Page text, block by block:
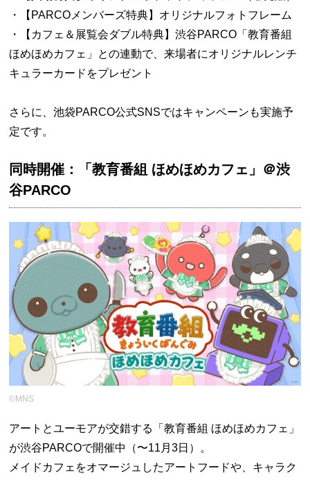
・【PARCOメンバーズ特典】オリジナルフォトフレーム
・【カフェ＆展覧会ダブル特典】渋谷PARCO「教育番組
ほめほめカフェ」との連動で、来場者にオリジナルレンチ
キュラーカードをプレゼント
さらに、池袋PARCO公式SNSではキャンペーンも実施予
定です。
同時開催：「教育番組 ほめほめカフェ」＠渋
谷PARCO
©MNS
アートとユーモアが交錯する「教育番組 ほめほめカフェ」
が渋谷PARCOで開催中（〜11月3日）。
メイドカフェをオマージュしたアートフードや、キャラク